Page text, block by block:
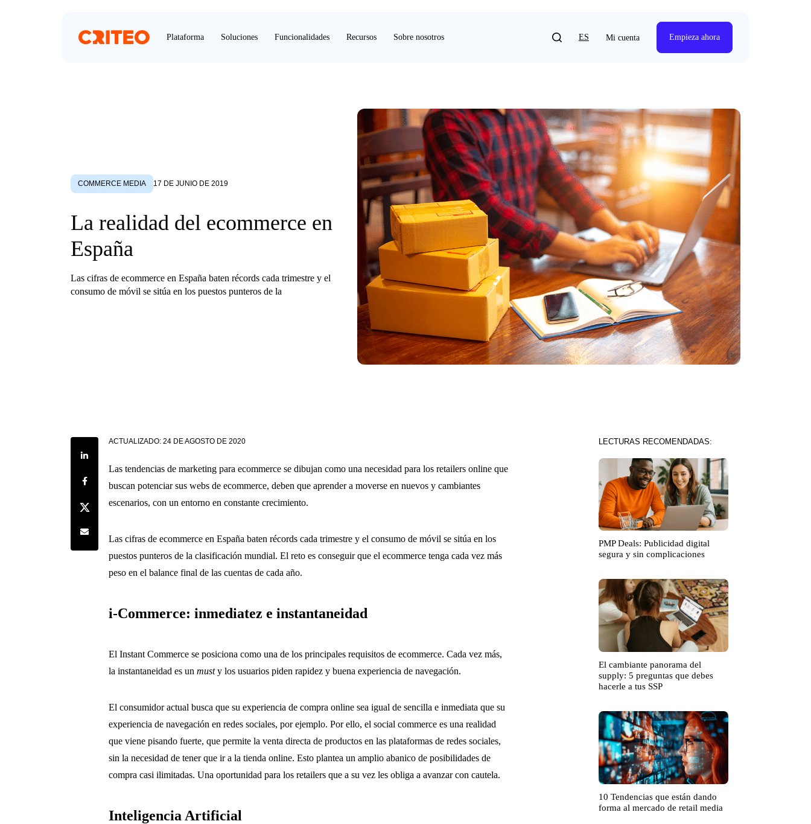
Plataforma Soluciones Funcionalidades Recursos Sobre nosotros ES Mi cuenta Empieza ahora
COMMERCE MEDIA 17 DE JUNIO DE 2019
La realidad del ecommerce en
España
Las cifras de ecommerce en España baten récords cada trimestre y el
consumo de móvil se sitúa en los puestos punteros de la
Share on LinkedIn
Share on Facebook
Share on Twitter
Share by e-mail
ACTUALIZADO: 24 DE AGOSTO DE 2020
Las tendencias de marketing para ecommerce se dibujan como una necesidad para los retailers online que
buscan potenciar sus webs de ecommerce, deben que aprender a moverse en nuevos y cambiantes
escenarios, con un entorno en constante crecimiento.
Las cifras de ecommerce en España baten récords cada trimestre y el consumo de móvil se sitúa en los
puestos punteros de la clasificación mundial. El reto es conseguir que el ecommerce tenga cada vez más
peso en el balance final de las cuentas de cada año.
i-Commerce: inmediatez e instantaneidad
El Instant Commerce se posiciona como una de los principales requisitos de ecommerce. Cada vez más,
la instantaneidad es un musty los usuarios piden rapidez y buena experiencia de navegación.
El consumidor actual busca que su experiencia de compra online sea igual de sencilla e inmediata que su
experiencia de navegación en redes sociales, por ejemplo. Por ello, el social commerce es una realidad
que viene pisando fuerte, que permite la venta directa de productos en las plataformas de redes sociales,
sin la necesidad de tener que ir a la tienda online. Esto plantea un amplio abanico de posibilidades de
compra casi ilimitadas. Una oportunidad para los retailers que a su vez les obliga a avanzar con cautela.
Inteligencia Artificial
LECTURAS RECOMENDADAS:
PMP Deals: Publicidad digital
segura y sin complicaciones
El cambiante panorama del
supply: 5 preguntas que debes
hacerle a tus SSP
10 Tendencias que están dando
forma al mercado de retail media